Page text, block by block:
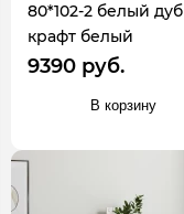
80*102-2 белый дуб
крафт белый
9390 руб.
В корзину